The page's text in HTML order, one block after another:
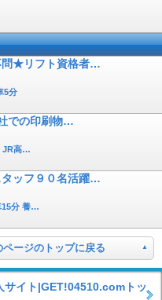
★リフト資格者…
5分
での印刷物…
JR高…
ッフ９０名活躍…
15分 養…
ページのトップに戻る
サイト|GET!04510.comトッ